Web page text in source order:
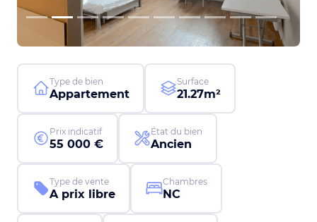
Type de bien
Appartement
Surface
21.27m²
Prix indicatif
55 000 €
État du bien
Ancien
Type de vente
A prix libre
Chambres
NC